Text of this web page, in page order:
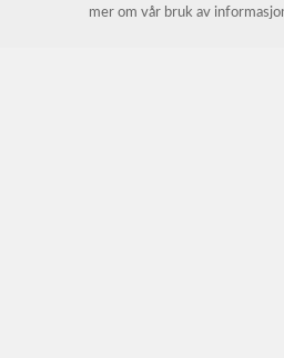
mer om vår bruk av